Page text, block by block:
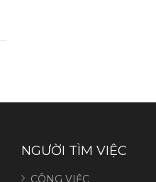
NGƯỜI TÌM VIỆC
CÔNG VIỆC